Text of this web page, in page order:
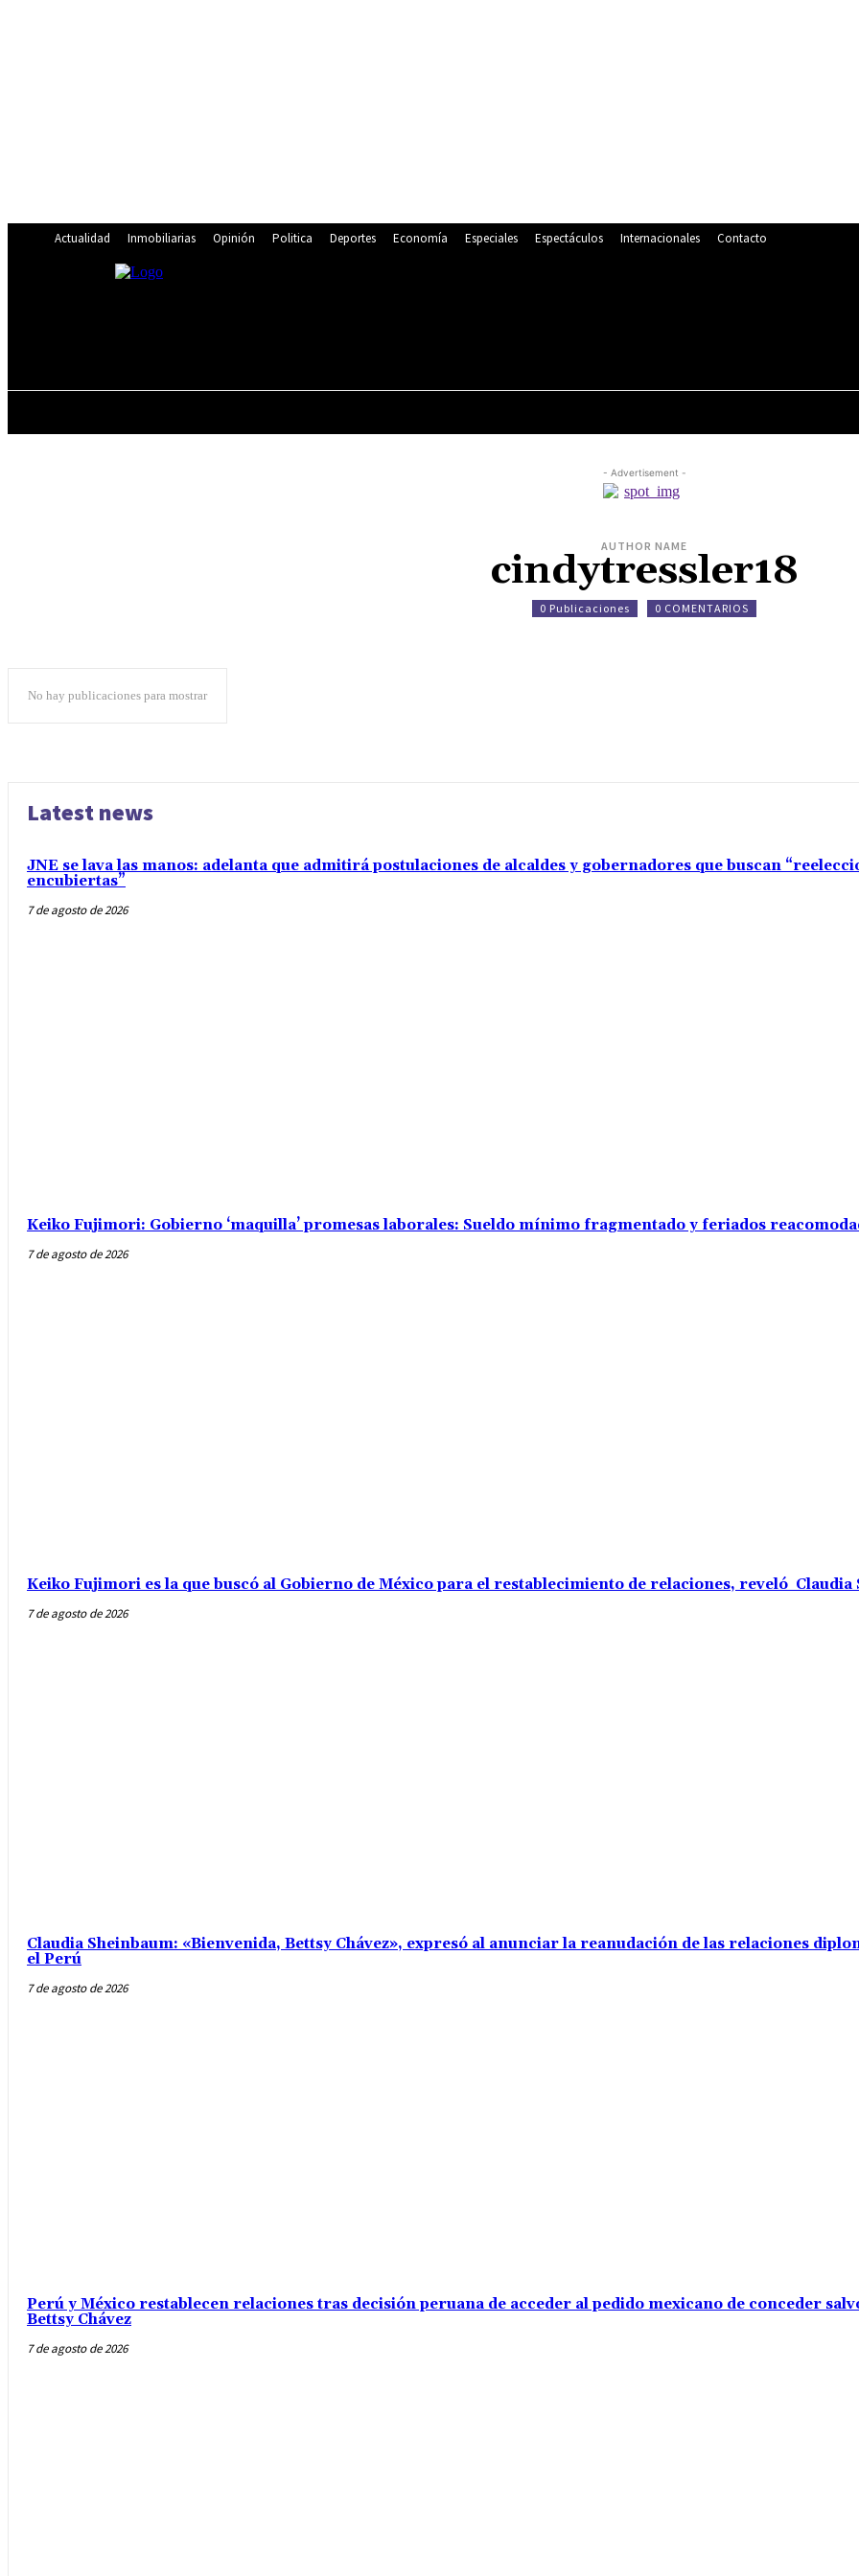
Actualidad Inmobiliarias Opinión Politica Deportes Economía Especiales Espectáculos Internacionales Contacto
- Advertisement -
AUTHOR NAME
cindytressler18
0 Publicaciones 0 COMENTARIOS
No hay publicaciones para mostrar
Latest news
JNE se lava las manos: adelanta que admitirá postulaciones de alcaldes y gobernadores que buscan
encubiertas”
7 de agosto de 2026
Keiko Fujimori: Gobierno ‘maquilla’ promesas laborales: Sueldo mínimo fragmentado y feriados
7 de agosto de 2026
Keiko Fujimori es la que buscó al Gobierno de México para el restablecimiento de relaciones, reveló Claudia
7 de agosto de 2026
Claudia Sheinbaum: «Bienvenida, Bettsy Chávez», expresó al anunciar la reanudación de las relaciones
el Perú
7 de agosto de 2026
Perú y México restablecen relaciones tras decisión peruana de acceder al pedido mexicano de conceder
Bettsy Chávez
7 de agosto de 2026